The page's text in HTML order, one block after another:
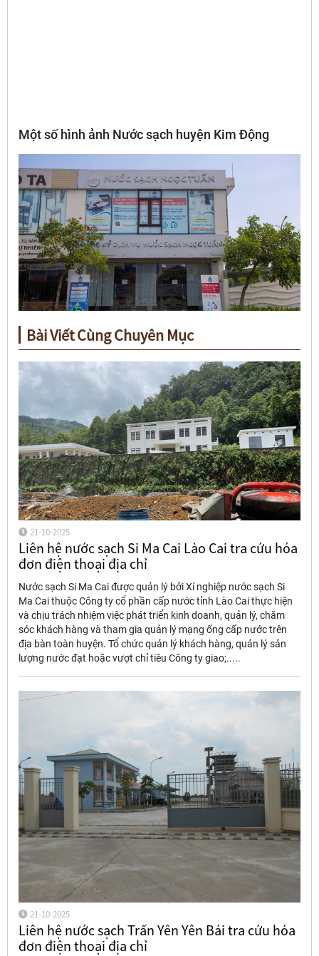
Một số hình ảnh Nước sạch huyện Kim Động
Bài Viết Cùng Chuyên Mục
21-10-2025
Liên hệ nước sạch Si Ma Cai Lào Cai tra cứu hóa
đơn điện thoại địa chỉ
Nước sạch Si Ma Cai được quản lý bởi Xí nghiệp nước sạch Si
Ma Cai thuộc Công ty cổ phần cấp nước tỉnh Lào Cai thực hiện
và chịu trách nhiệm việc phát triển kinh doanh, quản lý, chăm
sóc khách hàng và tham gia quản lý mạng ống cấp nước trên
địa bàn toàn huyện. Tổ chức quản lý khách hàng, quản lý sản
lượng nước đạt hoặc vượt chỉ tiêu Công ty giao;.....
21-10-2025
Liên hệ nước sạch Trấn Yên Yên Bái tra cứu hóa
đơn điện thoại địa chỉ